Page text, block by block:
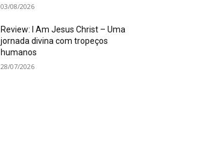
03/08/2026
Review: I Am Jesus Christ – Uma
jornada divina com tropeços
humanos
28/07/2026